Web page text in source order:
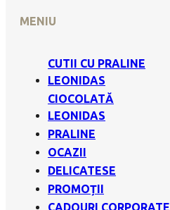
MENIU
CUTII CU PRALINE
LEONIDAS
CIOCOLATĂ
LEONIDAS
PRALINE
OCAZII
DELICATESE
PROMOȚII
CADOURI CORPORATE